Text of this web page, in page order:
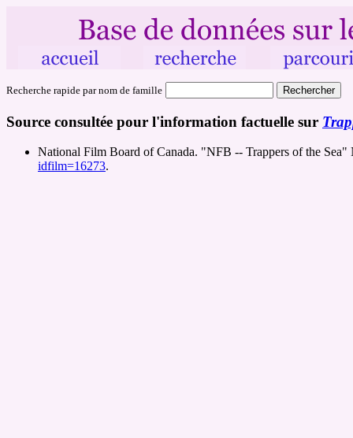
Recherche rapide par nom de famille
Source consultée pour l'information factuelle sur
National Film Board of Canada. "NFB -- Trappers of the
idfilm=16273.